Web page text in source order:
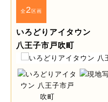
全2区画
いろどりアイタウン
八王子市戸吹町